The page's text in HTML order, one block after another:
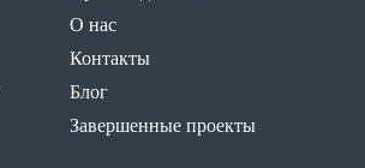
О нас
Контакты
Блог
Завершенные проекты